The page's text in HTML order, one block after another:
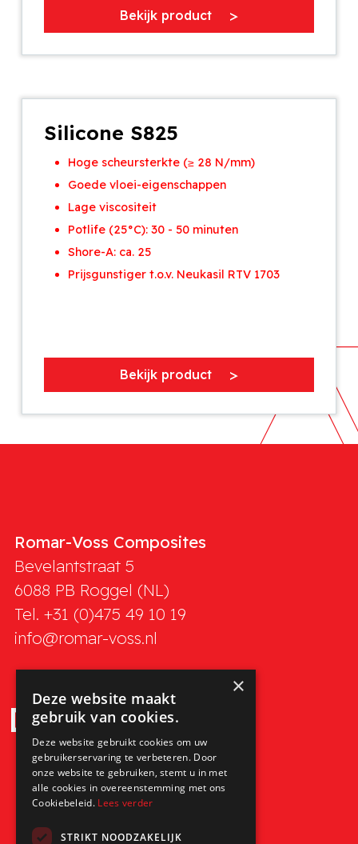
Bekijk product
Silicone S825
Hoge scheursterkte (≥ 28 N/mm)
Goede vloei-eigenschappen
Lage viscositeit
Potlife (25°C): 30 - 50 minuten
Shore-A: ca. 25
Prijsgunstiger t.o.v. Neukasil RTV 1703
Bekijk product
Romar-Voss Composites
Bevelantstraat 5
6088 PB Roggel (NL)
Tel. +31 (0)475 49 10 19
info@romar-voss.nl
×
Deze website maakt
gebruik van cookies.
Deze website gebruikt cookies om uw
gebruikerservaring te verbeteren. Door
onze website te gebruiken, stemt u in met
alle cookies in overeenstemming met ons
Cookiebeleid. Lees verder
STRIKT NOODZAKELIJK